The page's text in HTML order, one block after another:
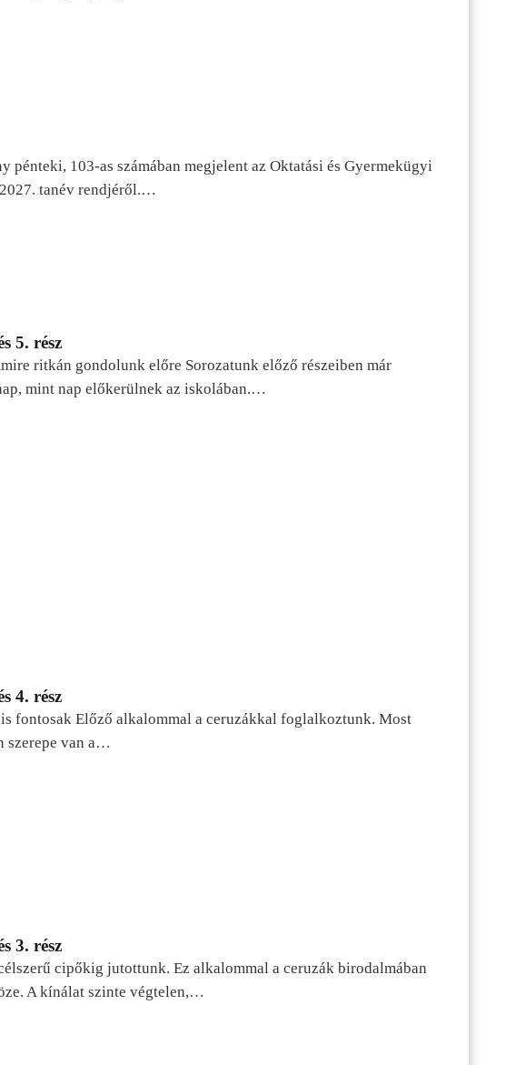
103-as számában megjelent az Oktatási és Gyermekügyi
tanév rendjéről.…
5. rész
ritkán gondolunk előre Sorozatunk előző részeiben már
mint nap előkerülnek az iskolában.…
4. rész
fontosak Előző alkalommal a ceruzákkal foglalkoztunk. Most
szerepe van a…
3. rész
cipőkig jutottunk. Ez alkalommal a ceruzák birodalmában
A kínálat szinte végtelen,…